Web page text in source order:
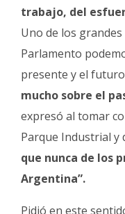
trabajo, del
Uno de los
Parlamento
presente y el
mucho sobre el
expresó al tomar
Parque Industrial y
que nunca de los
Argentina”.
Pidió en este